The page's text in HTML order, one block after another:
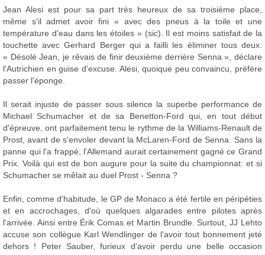
Jean Alesi est pour sa part très heureux de sa troisième place,
même s'il admet avoir fini « avec des pneus à la toile et une
température d'eau dans les étoiles » (sic). Il est moins satisfait de la
touchette avec Gerhard Berger qui a failli les éliminer tous deux.
« Désolé Jean, je rêvais de finir deuxième derrière Senna », déclare
l'Autrichien en guise d'excuse. Alesi, quoique peu convaincu, préfère
passer l'éponge.
Il serait injuste de passer sous silence la superbe performance de
Michael Schumacher et de sa Benetton-Ford qui, en tout début
d'épreuve, ont parfaitement tenu le rythme de la Williams-Renault de
Prost, avant de s'envoler devant la McLaren-Ford de Senna. Sans la
panne qui l'a frappé, l'Allemand aurait certainement gagné ce Grand
Prix. Voilà qui est de bon augure pour la suite du championnat: et si
Schumacher se mêlait au duel Prost - Senna ?
Enfin, comme d'habitude, le GP de Monaco a été fertile en péripéties
et en accrochages, d'où quelques algarades entre pilotes après
l'arrivée. Ainsi entre Érik Comas et Martin Brundle. Surtout, JJ Lehto
accuse son collègue Karl Wendlinger de l'avoir tout bonnement jeté
dehors ! Peter Sauber, furieux d'avoir perdu une belle occasion